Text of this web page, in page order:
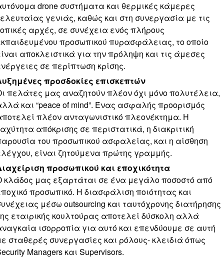
drone συστήματα και θερμικές κάμερες
γενιάς, καθώς και στη συνεργασία με τις
αρχές, σε συνέχεια ενός πλήρους
προσωπικού πυρασφάλειας, το οποίο
αποκλειστικά για την πρόληψη και τις άμεσες
σε περίπτωση κρίσης.
προσδοκίες επισκεπτών
πελάτες μας αναζητούν πλέον όχι μόνο πολυτέλεια,
και “peace of mind”. Ένας ασφαλής προορισμός
πλέον ανταγωνιστικό πλεονέκτημα. Η
απόκρισης σε περιστατικά, η διακριτική
του προσωπικού ασφαλείας, και η αίσθηση
είναι ζητούμενα πρώτης γραμμής.
προσωπικού και εποχικότητα
κλάδος μας εξαρτάται σε ένα μεγάλο ποσοστό από
προσωπικό. Η διασφάλιση ποιότητας και
μέσω outsourcing και ταυτόχρονης διατήρησης
εταιρικής κουλτούρας αποτελεί δύσκολη αλλά
ισορροπία για αυτό και επενδύουμε σε αυτή
σταθερές συνεργασίες και ρόλους- κλειδιά όπως
Managers και Supervisors.